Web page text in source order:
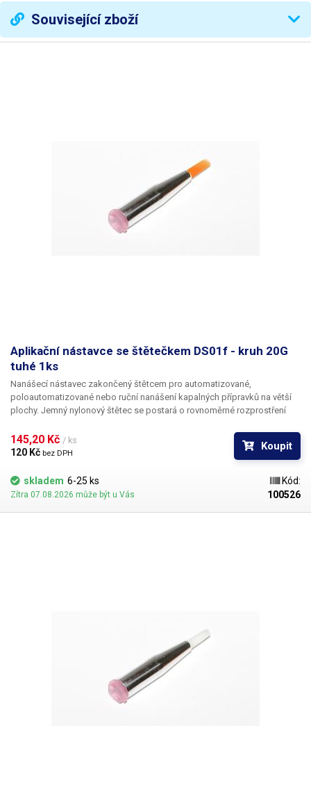
Související zboží
Aplikační nástavce se štětečkem DS01f - kruh 20G
tuhé 1ks
Nanášecí nástavec zakončený štětcem pro automatizované,
poloautomatizované nebo ruční nanášení kapalných přípravků na větší
plochy. Jemný nylonový štětec se postará o rovnoměrné rozprostření
Nabízíme nástavce se dvěma tuhostmi štětce; pro hrubší povrchy a
hustší kapaliny je vhodnější štětec s tužšími a silnějšími vlákny; proto
jsou všechny dispenzní nástavce vyrobeny ve dvou provedeních
145,20 Kč / ks
120 Kč bez DPH
Koupit
skladem 6-25 ks
Zítra 07.08.2026 může být u Vás
Kód:
100526